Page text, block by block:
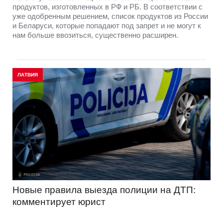
продуктов, изготовленных в РФ и РБ. В соответствии с
уже одобренным решением, список продуктов из России
и Беларуси, которые попадают под запрет и не могут к
нам больше ввозиться, существенно расширен.
ЛАТВИЯ
Новые правила выезда полиции на ДТП:
комментирует юрист